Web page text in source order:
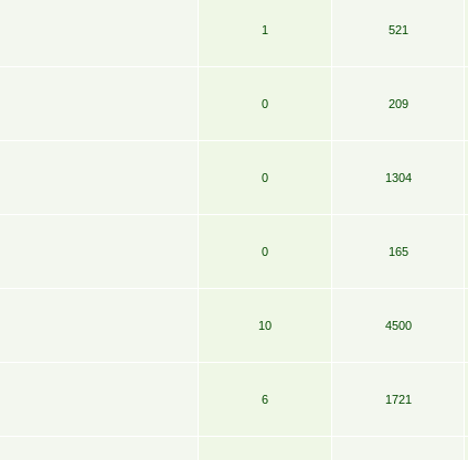
1
521
0
209
0
1304
0
165
10
4500
6
1721